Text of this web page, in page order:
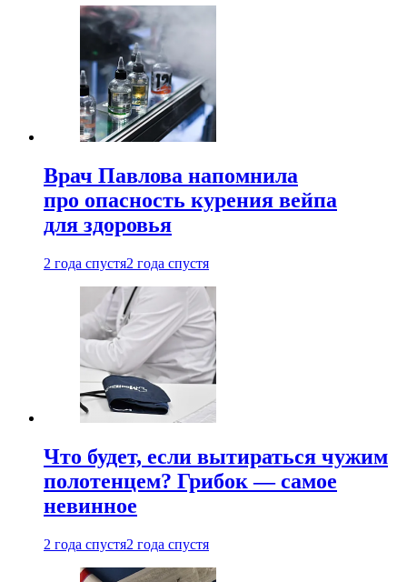
Врач Павлова напомнила
про опасность курения вейпа
для здоровья
2 года спустя2 года спустя
Что будет, если вытираться чужим
полотенцем? Грибок — самое
невинное
2 года спустя2 года спустя